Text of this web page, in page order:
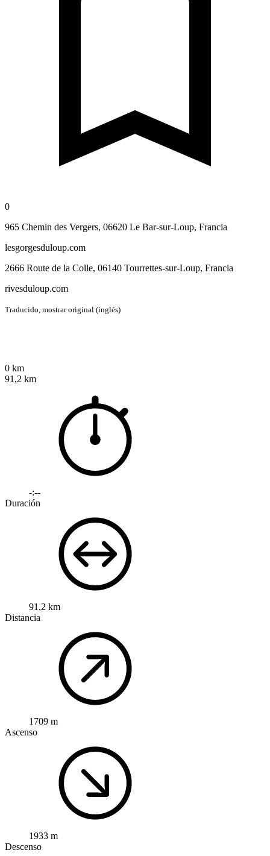
0
965 Chemin des Vergers, 06620 Le Bar-sur-Loup, Francia
lesgorgesduloup.com
2666 Route de la Colle, 06140 Tourrettes-sur-Loup, Francia
rivesduloup.com
Traducido, mostrar original (inglés)
0 km
91,2 km
-:--
Duración
91,2 km
Distancia
1709 m
Ascenso
1933 m
Descenso